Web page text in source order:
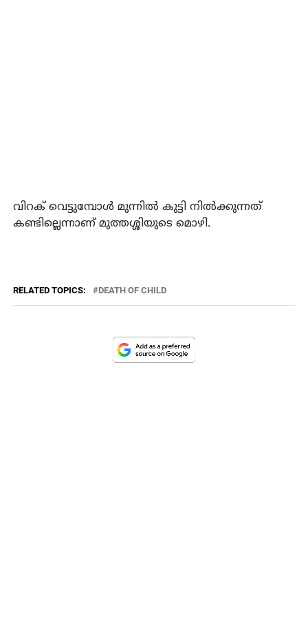
വിറക് വെട്ടുമ്പോള്‍ മുന്നില്‍ കുട്ടി നില്‍ക്കുന്നത്
കണ്ടില്ലെന്നാണ് മുത്തശ്ശിയുടെ മൊഴി.
RELATED TOPICS: DEATH OF CHILD